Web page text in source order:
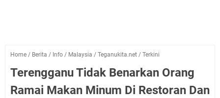
Home / Berita / Info / Malaysia / Teganukita.net / Terkini
Terengganu Tidak Benarkan Orang
Ramai Makan Minum Di Restoran Dan